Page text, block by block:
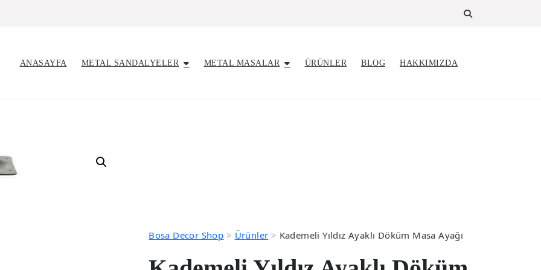
ANASAYFA METAL SANDALYELER METAL MASALAR ÜRÜNLER BLOG HAKKIMIZDA
Bosa Decor Shop > Ürünler > Kademeli Yıldız Ayaklı Döküm Masa Ayağı